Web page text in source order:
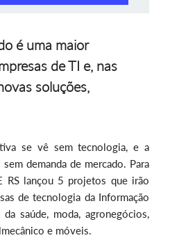
é uma maior
de TI e, nas
soluções,
se vê sem tecnologia, e a
demanda de mercado. Para
RS lançou 5 projetos que irão
de tecnologia da Informação
saúde, moda, agronegócios,
e móveis.